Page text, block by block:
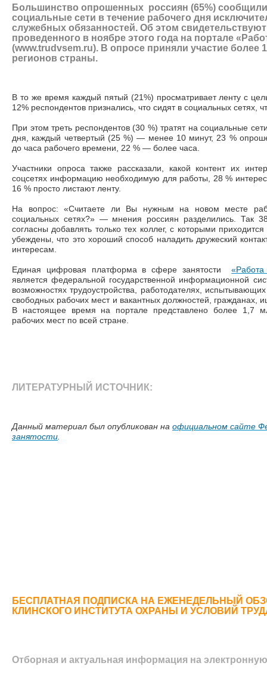
Большинство опрошенных россиян (65%)
социальные сети в течение рабочего дня
служебных обязанностей. Об этом
проведенного в ноябре этого года на портале
(www.trudvsem.ru). В опросе приняли участие более
регионов страны.
В то же время каждый пятый (21%) просматривает ленту с
12% респондентов признались, что сидят в социальных сетях,
При этом треть респондентов (30 %) тратят на социальные
дня, каждый четвертый (25 %)— менее 10 минут, 23 %
до часа рабочего времени, 22 % — более часа.
Участники опроса также рассказали, какой контент их
соцсетях информацию необходимую для работы, 28 %
16 % просто листают ленту.
На вопрос: «Считаете ли Вы нужным на новом месте
социальных сетях?» —мнения россиян разделились. Так
согласны добавлять только тех коллег, с которыми
убеждены, что это хороший способ наладить дружеский
интересам.
Единая цифровая платформа в сфере занятости
является федеральной государственной информационной
возможностях трудоустройства, работодателях,
свободных рабочих мест и вакантных должностей,
В настоящее время на портале представлено более 1,7
рабочих мест по всей стране.
ЛИТЕРАТУРНЫЙ ИСТОЧНИК:
Данный материал был опубликован на официальном сайте
занятости.
БЕСПЛАТНАЯ ПОДПИСКА НА ЕЖЕНЕДЕЛЬНЫЙ
КЛИНСКОГО ИНСТИТУТА ОХРАНЫ И УСЛОВИЙ
Отборная и актуальная информация на